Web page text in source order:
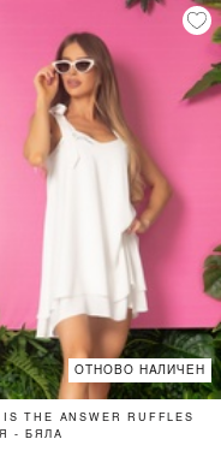
ОТНОВО НАЛИЧЕН
IS THE ANSWER RUFFLES
- БЯЛА